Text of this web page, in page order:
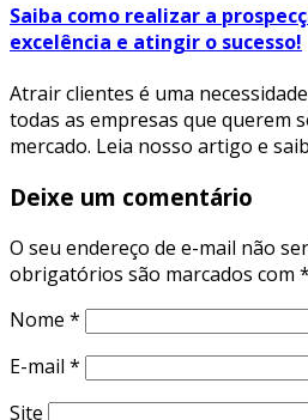
Saiba como realizar a
excelência e atingir o sucesso!
Atrair clientes é uma
todas as empresas que querem
mercado. Leia nosso artigo e
Deixe um comentário
O seu endereço de e-mail não
obrigatórios são marcados com *
Nome *
E-mail *
Site